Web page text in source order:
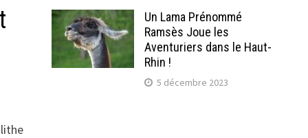
Un Lama Prénommé
Ramsès Joue les
Aventuriers dans le Haut-
Rhin !
5 décembre 2023